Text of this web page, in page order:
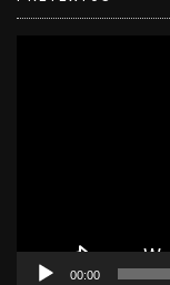
00:00